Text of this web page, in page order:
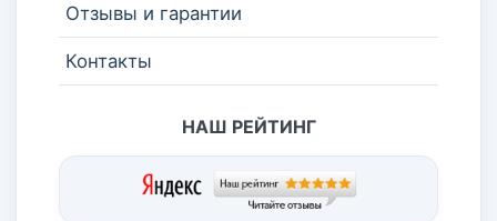
Отзывы и гарантии
Контакты
НАШ РЕЙТИНГ